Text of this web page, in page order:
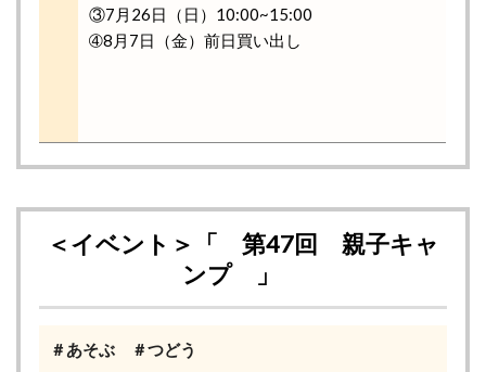
③7月26日（日）10:00~15:00
➃8月7日（金）前日買い出し
＜イベント＞「 第47回 親子キャ
ンプ 」
＃あそぶ ＃つどう